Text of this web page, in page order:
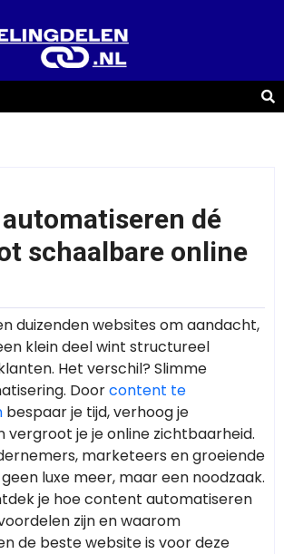
dé
schaalbare online
duizenden websites om aandacht,
klein deel wint structureel
Het verschil? Slimme
Doorcontent te
bespaar je tijd, verhoog je
vergroot je je online zichtbaarheid.
marketeers en groeiende
luxe meer, maar een noodzaak.
je hoe content automatiseren
zijn en waarom
de beste website is voor deze